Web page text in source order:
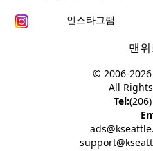
인스타그램
맨
© 2006-2026
All
Tel: